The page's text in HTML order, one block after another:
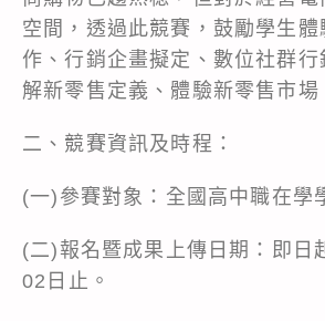
空間，透過此競賽，鼓勵學生體
作、行銷企畫擬定、數位社群行
解新零售定義、體驗新零售市場
二、競賽資訊及時程：
(一)參賽對象：全國高中職在學
(二)報名暨成果上傳日期：即日
02日止。